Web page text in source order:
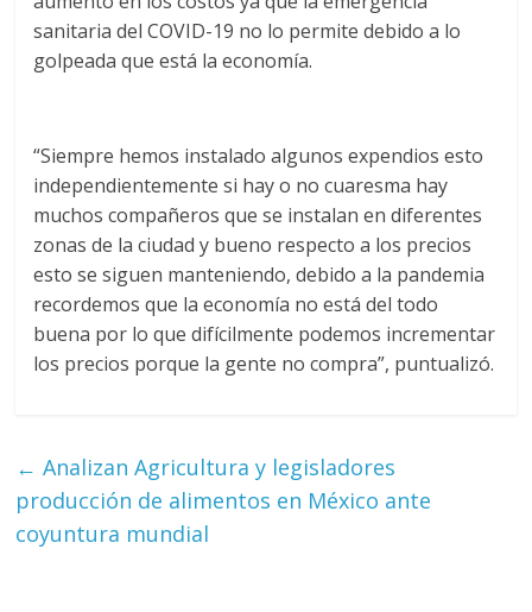
sanitaria del COVID-19 no lo permite debido a lo
golpeada que está la economía.
“Siempre hemos instalado algunos expendios esto
independientemente si hay o no cuaresma hay
muchos compañeros que se instalan en diferentes
zonas de la ciudad y bueno respecto a los precios
esto se siguen manteniendo, debido a la pandemia
recordemos que la economía no está del todo
buena por lo que difícilmente podemos incrementar
los precios porque la gente no compra”, puntualizó.
← Analizan Agricultura y legisladores
producción de alimentos en México ante
coyuntura mundial